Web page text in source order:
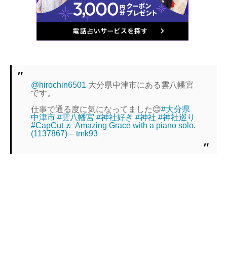
@hirochin6501 大分県中津市にある雲八幡宮
です。
仕事で通る度に気になってました😊#大分県
中津市 #雲八幡宮 #神社好き #神社 #神社巡り
#CapCut ♬ Amazing Grace with a piano solo.
(1137867) – tmk93